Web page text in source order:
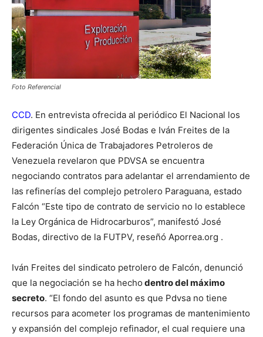
Foto Referencial
CCD. En entrevista ofrecida al periódico El Nacional los
dirigentes sindicales José Bodas e Iván Freites de la
Federación Única de Trabajadores Petroleros de
Venezuela revelaron que PDVSA se encuentra
negociando contratos para adelantar el arrendamiento de
las refinerías del complejo petrolero Paraguana, estado
Falcón “Este tipo de contrato de servicio no lo establece
la Ley Orgánica de Hidrocarburos”, manifestó José
Bodas, directivo de la FUTPV, reseñó Aporrea.org .
Iván Freites del sindicato petrolero de Falcón, denunció
que la negociación se ha hecho dentro del máximo
secreto. “El fondo del asunto es que Pdvsa no tiene
recursos para acometer los programas de mantenimiento
y expansión del complejo refinador, el cual requiere una